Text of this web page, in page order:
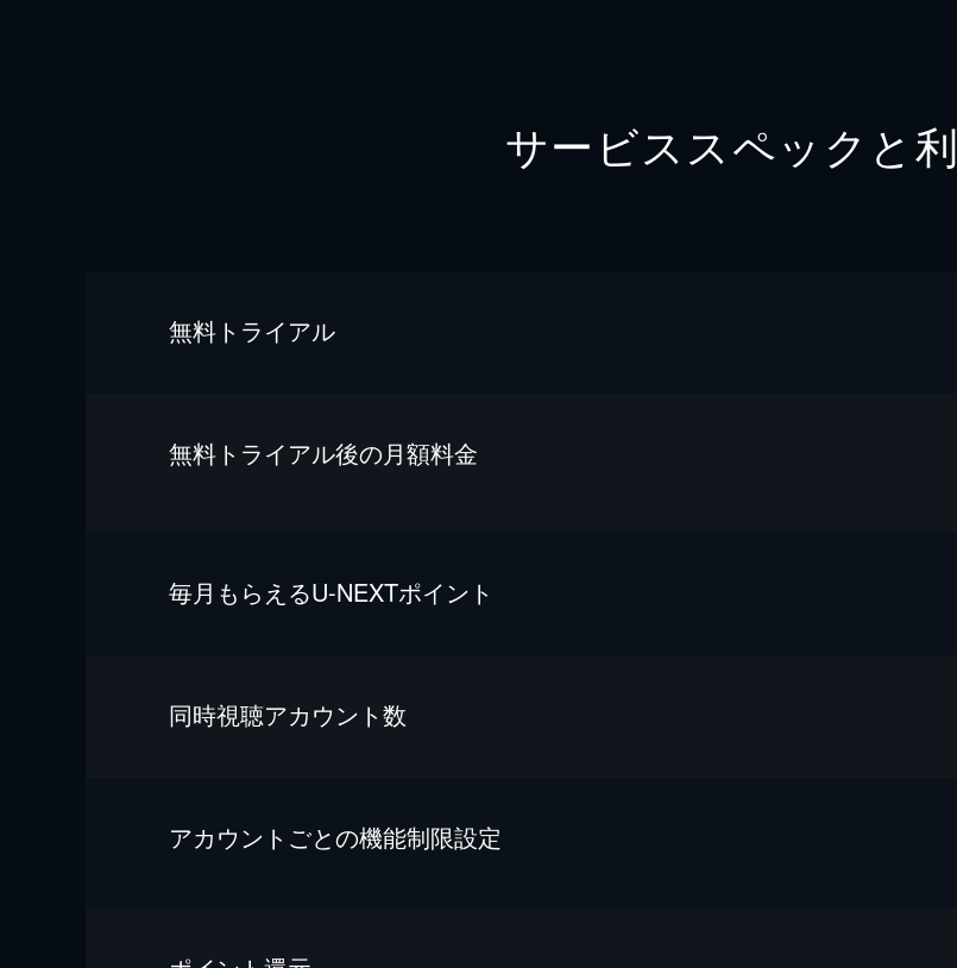
サービススペックと
無料トライアル
無料トライアル後の⽉額料金
毎⽉もらえるU-NEXTポイント
同時視聴アカウント数
アカウントごとの機能制限設定